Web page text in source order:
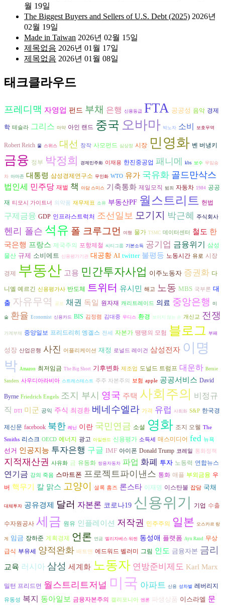
월 19일
The Biggest Buyers and Sellers of U.S. Debt (2025) 2026년
02월 19일
Made in Taiwan 2026년 02월 15일
제목없음 2026년 01월 17일
제목없음 2026년 01월 08일
태크클라우드
프레디맥 자영업 펀드 부채 은행 신용등급 FTA 공공성 음악 경제
학 테슬라 그리스 마약 아인 랜드 중국 오바마 박노자 소비 보호무역
Robert Reich 물 스위스 대선 창작 사모펀드 심상정 시장 민영화 벤 버냉키
금융 정부 박정희 경제민주화 이재용 한진중공업 패니메 kbs 보수 무임승
차 아마존 대통령 삼성경제연구소 무인화 WTO 유가 국유화 골드만삭스
법인세 민주당 재벌 책 아담 스미스 기축통화 제일모직 범죄 자동차 1984 공공
재 티모시 가이트너 의약품 재무제표 소유 부동산PF 월스트리트 헌법
구제금융 GDP 인프라스트럭처 조선일보 모기지 박근혜 주식회사
헨리 폴슨 석유 폴 크루그먼 여행 물가 TSMC 데이터센터 철도 한
국은행 프랑스 제국주의 포항제철 씨티그룹 기본소득 공기업 금융위기 삼성
물산 규제 소비에트 신용평가기관 대공황 AI twitter 불평등 노동시간 유로 시장
경제 부동산 고용 민간투자사업 이주노동자 증권화 다
니엘 예르긴 신용평가사 반도체 트위터 유시민 해고 노동 MBS 국부론 대
출 자유무역 공포 채권 독일 원자재 캐리트레이드 의료 중앙은행 미
술 환율 Economist 신용카드 BIS 김정렴 김대중 무디스 환경 보이지 않는 손 개신교 전쟁
가계부채 중앙일보 프리드리히 엥겔스 전세 자본가 땡땡의 모험 블로그 부패
성장 산업은행 사진 어플리케이션 재정 로널드 레이건 삼성전자 이명
박 Amazon 최저임금 The Big Short 기후변화 제조업 도널드 트럼프 대운하 Bernie
Sanders 사우디아라비아 스트레스테스트 주주 자본주의 보험 apple 공공서비스 David
Byrne Friedrich Engels 조지 부시 영국 주택 사회주의
비정규
직 DTI 미군 공익 주식 최경환 베네수엘라 가격 유럽 사회화 S&P 한국경
제신문 facebook 북한 레닌 이란 국민연금 소설 영화 조지 오웰 The
Smiths 리스크 OECD 에너지 광고 아일랜드 신용평가 소득세 매스미디어 fed 뉴욕
선거 인공지능 투자은행 구글 IMF 아이폰 Donald Trump 코레일 통화정책
지적재산권 사유화 금 유동화 쌍용자동차 파업 화폐 투자 노동력 연합뉴스
연기금 강의 죽음 스마트폰 프로젝트파이낸스 통화 애플 부외금융 우
버 핵무기 칼 맑스 고양이 셜록 홈즈 론스타 이재명 이스탄불 잡담 국채
대체투자 공유경제 달러 자본론 코로나19 신용위기 기업 수출
수자원공사 세금 원유 인플레이션 저작권 민주주의 일본 오스카르 랑
게 임금 장하준 계획경제 언론 연금 엘리자베스 워렌 동성애 플랫폼 Ayn Rand
무상
급식 부유세 양적완화 배트맨 에드워드 벨러미 그림 인도 금융자본 금리
교육 러시아 삼성 세계화 노동자 연방준비제도 Karl Marx
밀턴 프리드먼 월스트리트저널 미국 아파트 신용 성차별 레버리지
유동성 복지 동아일보 금융자본주의 캘리포니아 엔론 파생상품 이스라엘 문